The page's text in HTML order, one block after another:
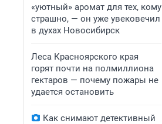
«уютный» аромат для тех, кому
страшно, — он уже увековечил
в духах Новосибирск
Леса Красноярского края
горят почти на полмиллиона
гектаров — почему пожары не
удается остановить
Как снимают детективный